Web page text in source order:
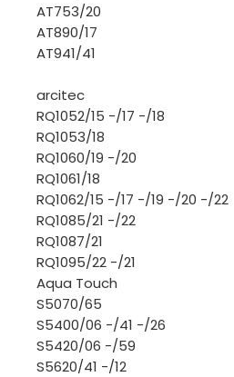
AT753/20
AT890/17
AT941/41
arcitec
RQ1052/15 -/17 -/18
RQ1053/18
RQ1060/19 -/20
RQ1061/18
RQ1062/15 -/17 -/19 -/20 -/22
RQ1085/21 -/22
RQ1087/21
RQ1095/22 -/21
Aqua Touch
S5070/65
S5400/06 -/41 -/26
S5420/06 -/59
S5620/41 -/12